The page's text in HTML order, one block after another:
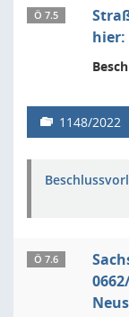
Ö 7.5
hier:
1148/2022
Ö 7.6